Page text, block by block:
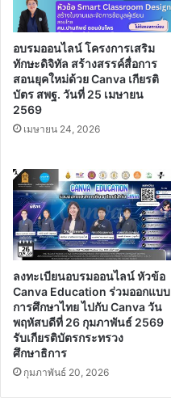
พื้น
ฐาน
พ.ศ.
2566-
2570
ของ
สำนัก
คณะ
ศึกษา
ขั้น
พื้น
ฐาน
(สพฐ.)
อบรมออนไลน์ โครงการเสริม
ทักษะดิจิทัล สร้างสรรค์สื่อการ
สอนยุคใหม่ด้วย Canva เกียรติ
บัตร สพฐ. วันที่ 25 เมษายน
2569
เมษายน 24, 2026
ลงทะเบียนอบรมออนไลน์ หัวข้อ
Canva Education ร่วมออกแบบ
การศึกษาไทย ไปกับ Canva วัน
พฤหัสบดีที่ 26 กุมภาพันธ์ 2569
รับเกียรติบัตรกระทรวง
ศึกษาธิการ
กุมภาพันธ์ 20, 2026